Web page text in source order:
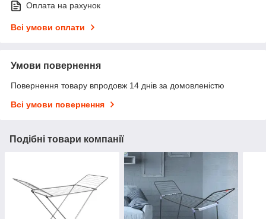
Оплата на рахунок
Всі умови оплати
Умови повернення
Повернення товару впродовж 14 днів за домовленістю
Всі умови повернення
Подібні товари компанії